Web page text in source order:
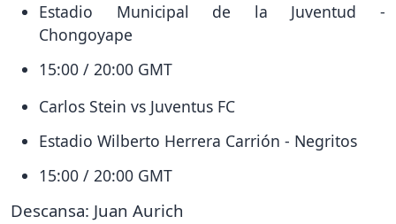
Estadio Municipal de la Juventud -
Chongoyape
15:00 / 20:00 GMT
Carlos Stein vs Juventus FC
Estadio Wilberto Herrera Carrión - Negritos
15:00 / 20:00 GMT
Descansa: Juan Aurich